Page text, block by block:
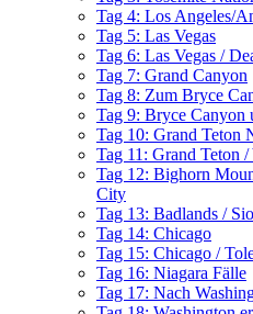
Tag 4: Los Angeles/
Tag 5: Las Vegas
Tag 6: Las Vegas /
Tag 7: Grand Canyon
Tag 8: Zum Bryce
Tag 9: Bryce Canyon
Tag 10: Grand Teton
Tag 11: Grand Teton
Tag 12: Bighorn
City
Tag 13: Badlands /
Tag 14: Chicago
Tag 15: Chicago /
Tag 16: Niagara Fälle
Tag 17: Nach